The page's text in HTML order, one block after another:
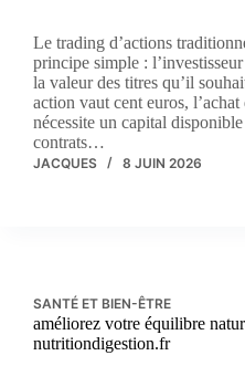
Le trading d’actions
principe simple :
la valeur des titres qu’il
action vaut cent euros,
nécessite un capital
contrats…
JACQUES 8 JUIN 2026
SANTÉ ET BIEN-ÊTRE
améliorez votre équilibre
nutritiondigestion.fr